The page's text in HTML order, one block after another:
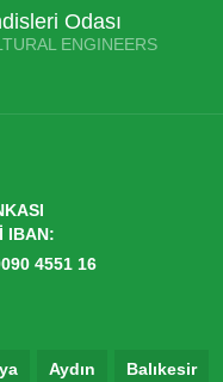
Odası
ENGINEERS
IBAN:
4551 16
Aydın Balıkesir